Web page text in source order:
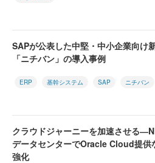
SAPが公表した中堅・中小企業向け新
「ニチバン」の導入事例
ERP 基幹システム SAP ニチバン
クラウドジャーニーを加速させる
データセンターでOracle Cloud提供
強化